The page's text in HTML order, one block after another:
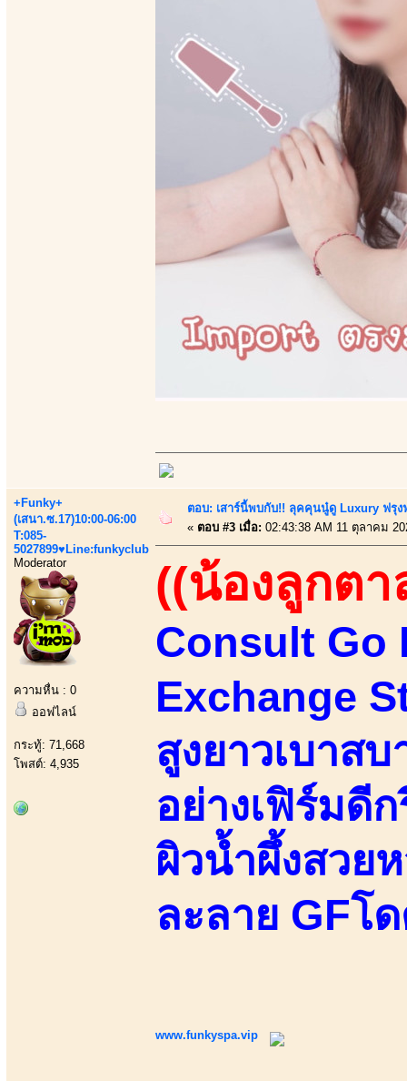
+Funky+
(เสนา.ซ.17)10:00-06:00
T:085-
5027899♥Line:funkyclub
Moderator
ความหื่น : 0
ออฟไลน์
กระทู้: 71,668
โพสต์: 4,935
ตอบ: เสาร์นี้พบกับ!! ลุคคุนนู๋ดู Luxury ฟรุงฟ
« ตอบ #3 เมื่อ: 02:43:38 AM 11 ตุลาคม
((น้องลูกตา
Consult Go
Exchange
สูงยาวเบาส
อย่างเฟิร์มดี
ผิวน้ำผึ้งสวย
ละลาย GFโ
www.funkyspa.vip